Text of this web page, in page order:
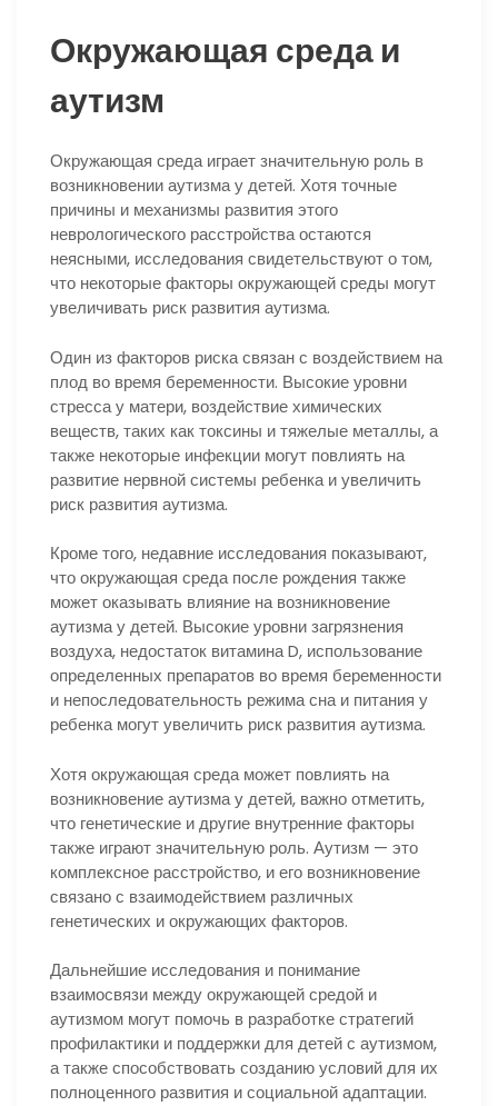
Окружающая среда и
аутизм
Окружающая среда играет значительную роль в
возникновении аутизма у детей. Хотя точные
причины и механизмы развития этого
неврологического расстройства остаются
неясными, исследования свидетельствуют о том,
что некоторые факторы окружающей среды могут
увеличивать риск развития аутизма.
Один из факторов риска связан с воздействием на
плод во время беременности. Высокие уровни
стресса у матери, воздействие химических
веществ, таких как токсины и тяжелые металлы, а
также некоторые инфекции могут повлиять на
развитие нервной системы ребенка и увеличить
риск развития аутизма.
Кроме того, недавние исследования показывают,
что окружающая среда после рождения также
может оказывать влияние на возникновение
аутизма у детей. Высокие уровни загрязнения
воздуха, недостаток витамина D, использование
определенных препаратов во время беременности
и непоследовательность режима сна и питания у
ребенка могут увеличить риск развития аутизма.
Хотя окружающая среда может повлиять на
возникновение аутизма у детей, важно отметить,
что генетические и другие внутренние факторы
также играют значительную роль. Аутизм — это
комплексное расстройство, и его возникновение
связано с взаимодействием различных
генетических и окружающих факторов.
Дальнейшие исследования и понимание
взаимосвязи между окружающей средой и
аутизмом могут помочь в разработке стратегий
профилактики и поддержки для детей с аутизмом,
а также способствовать созданию условий для их
полноценного развития и социальной адаптации.